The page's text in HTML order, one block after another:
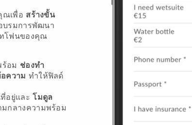
ณเพื่อ สร้างขั้น
บรมการพัฒนา
โฟนของคุณ
อม ช่องทำ
ความ ทำให้ฟิลด์
อยู่และโมดูล
กลางความพร้อม